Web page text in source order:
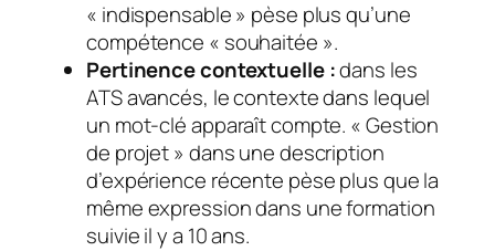
« indispensable » pèse plus qu’une
compétence « souhaitée ».
Pertinence contextuelle :dans les
ATS avancés, le contexte dans lequel
un mot-clé apparaît compte. « Gestion
de projet » dans une description
d’expérience récente pèse plus que la
même expression dans une formation
suivie il y a 10 ans.